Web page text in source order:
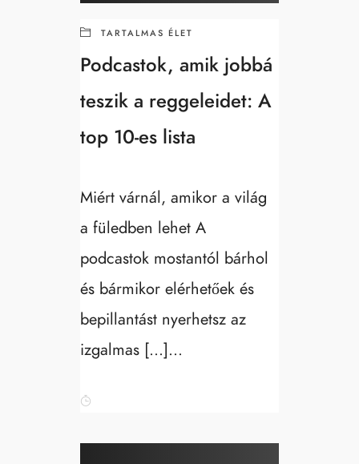
TARTALMAS ÉLET
Podcastok, amik jobbá
teszik a reggeleidet: A
top 10-es lista
Miért várnál, amikor a világ
a füledben lehet A
podcastok mostantól bárhol
és bármikor elérhetőek és
bepillantást nyerhetsz az
izgalmas […]...